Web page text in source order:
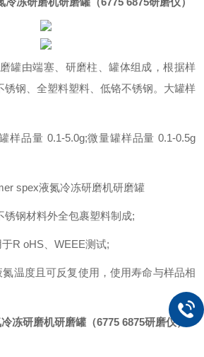
罐由端塞、研磨柱、罐体组成，根据样
锈钢、全塑料塑料、低铬不锈钢。大罐样
样品量 0.1-5.0g;微量罐样品量 0.1-0.5g
锈钢材料外全包裹塑料制成;
R oHS、WEEE测试;
温度且可反复使用，使用寿命与样品相
冻研磨机研磨罐（6775 6875研磨仪）